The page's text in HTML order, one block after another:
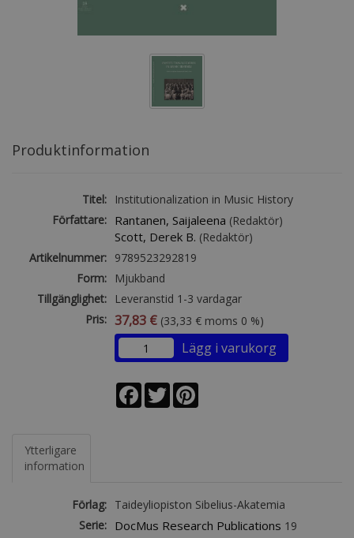
Produktinformation
Titel:
Institutionalization in Music History
Författare: Rantanen, Saijaleena (Redaktör)
Scott, Derek B. (Redaktör)
Artikelnummer: 9789523292819
Form:
Mjukband
Tillgänglighet:
Leveranstid 1-3 vardagar
Pris: 37,83 € (33,33 € moms 0 %)
Lägg i varukorg
Facebook
Twitter
Ytterligare
information
Förlag: Taideyliopiston Sibelius-Akatemia
Serie: DocMus Research Publications 19